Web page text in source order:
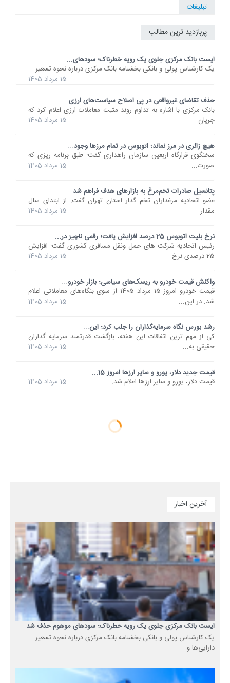
تبلیغات
پربازدید ترین مطالب
ایست بانک مرکزی جلوی یک رویه خطرناک؛ سودهای...
یک کارشناس پولی و بانکی بخشنامه بانک مرکزی درباره نحوه تسعیر...
15 مرداد 1405
حذف تقاضای غیرواقعی در پی اصلاح سیاست‌های ارزی
بانک مرکزی با اشاره به تداوم روند مثبت معاملات ارزی اعلام کرد که
جریان...
15 مرداد 1405
هیچ زائری در مرز نماند؛ اتوبوس در تمام مرزها وجود...
سخنگوی قرارگاه اربعین سازمان راهداری گفت: طبق برنامه ریزی که
صورت...
15 مرداد 1405
پتانسیل صادرات تخم‌مرغ به بازارهای هدف فراهم شد
عضو اتحادیه مرغداران تخم گذار استان تهران گفت: از ابتدای سال
مقدار...
15 مرداد 1405
نرخ بلیت اتوبوس 25 درصد افزایش یافت؛ رقمی ناچیز در...
رئیس اتحادیه شرکت های حمل ونقل مسافری کشوری گفت: افزایش
25 درصدی نرخ...
15 مرداد 1405
واکنش قیمت خودرو به ریسک‌های سیاسی؛ بازار خودرو...
قیمت خودرو امروز 15 مرداد 1405 از سوی بنگاه‌های معاملاتی اعلام
شد. در این...
15 مرداد 1405
رشد بورس نگاه سرمایه‌گذاران را جلب کرد؛ این...
کی از مهم ترین اتفاقات این هفته، بازگشت قدرتمند سرمایه گذاران
حقیقی به...
15 مرداد 1405
قیمت جدید دلار، یورو و سایر ارزها امروز 15...
قیمت دلار، یورو و سایر ارزها اعلام شد.
15 مرداد 1405
آخرین اخبار
ایست بانک مرکزی جلوی یک رویه خطرناک؛ سودهای موهوم حذف شد
یک کارشناس پولی و بانکی بخشنامه بانک مرکزی درباره نحوه تسعیر
دارایی‌ها و...